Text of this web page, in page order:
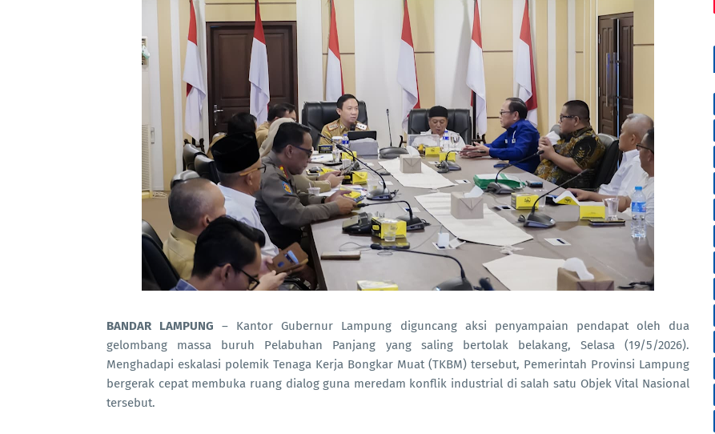
BANDAR LAMPUNG – Kantor Gubernur Lampung diguncang aksi penyampaian pendapat oleh dua
gelombang massa buruh Pelabuhan Panjang yang saling bertolak belakang, Selasa (19/5/2026).
Menghadapi eskalasi polemik Tenaga Kerja Bongkar Muat (TKBM) tersebut, Pemerintah Provinsi Lampung
bergerak cepat membuka ruang dialog guna meredam konflik industrial di salah satu Objek Vital Nasional
tersebut.